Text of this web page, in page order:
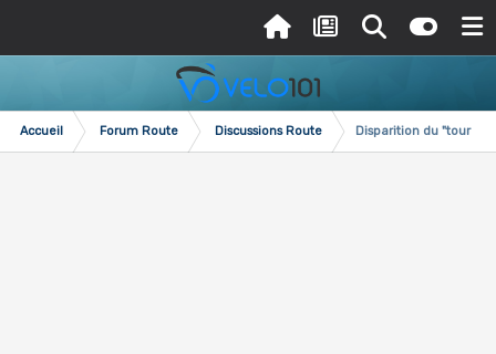
Accueil Forum Route Discussions Route Disparition du "tour de